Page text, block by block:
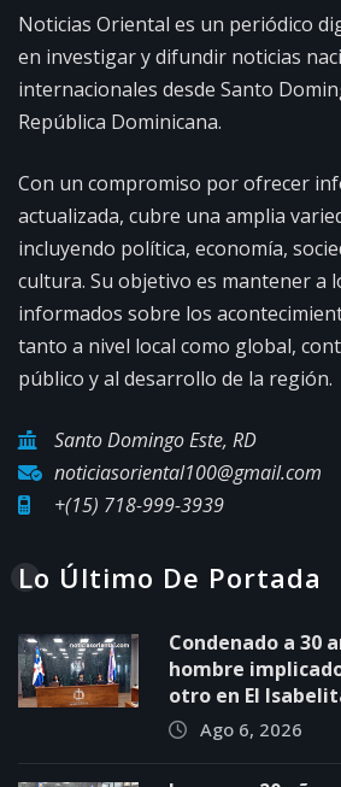
Noticias Oriental es un periódico
en investigar y difundir noticias
internacionales desde Santo
República Dominicana.
Con un compromiso por ofrecer
actualizada, cubre una amplia
incluyendo política, economía,
cultura. Su objetivo es mantener a
informados sobre los
tanto a nivel local como global,
público y al desarrollo de la región.
Santo Domingo Este, RD
noticiasoriental100@gmail.com
+(15) 718-999-3939
Lo Último De Portada
Condenado a 30
hombre
otro en El
Ago 6, 2026